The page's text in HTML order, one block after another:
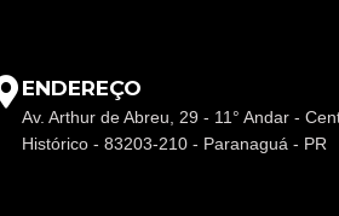
ENDEREÇO
Av. Arthur de Abreu, 29 - 11° Andar -
Histórico - 83203-210 - Paranaguá - PR